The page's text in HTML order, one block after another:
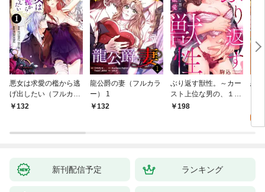
悪女は求愛の檻から逃
げ出したい（フルカラ
ー） 1
132
龍公爵の妻（フルカラ
ー） 1
132
ぶり返す獣性。～カー
スト上位な男の、１０
年越しの激愛１
198
恋
新刊配信予定 ランキング